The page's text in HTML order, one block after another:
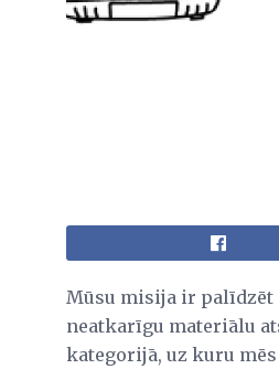
Mūsu misija ir palīdzēt
neatkarīgu materiālu
kategorijā, uz kuru